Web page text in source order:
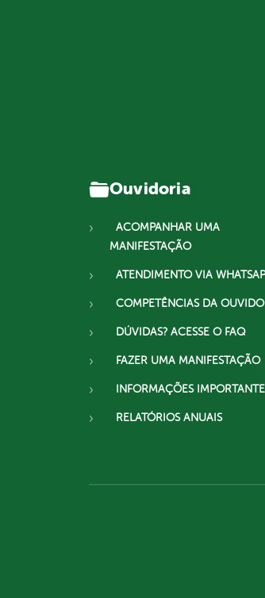
Ouvidoria
ACOMPANHAR UMA
MANIFESTAÇÃO
ATENDIMENTO VIA
COMPETÊNCIAS DA
DÚVIDAS? ACESSE O FAQ
FAZER UMA MANIFESTAÇÃO
INFORMAÇÕES
RELATÓRIOS ANUAIS